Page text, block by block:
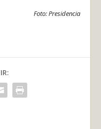
Foto: Presidencia